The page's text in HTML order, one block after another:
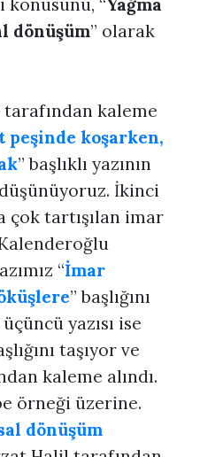
konusunu, “Yağma
dönüşüm” olarak
tarafından kaleme
peşinde koşarken,
” başlıklı yazının
İkinci
çok tartışılan imar
“İmar
” başlığını
yazısı ise
taşıyor ve
kaleme alındı.
örneği üzerine.
dönüşüm